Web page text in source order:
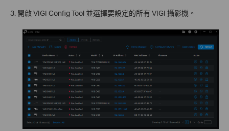
3. 開啟 VIGI Config Tool 並選擇要設定的所有 VIGI 攝影機。